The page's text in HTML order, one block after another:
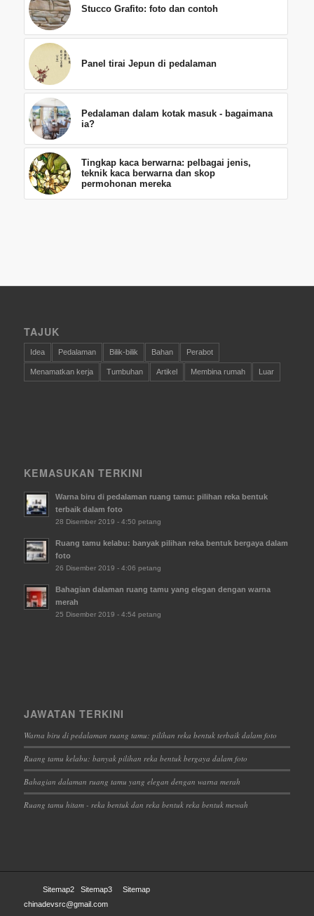
Stucco Grafito: foto dan contoh
Panel tirai Jepun di pedalaman
Pedalaman dalam kotak masuk - bagaimana
ia?
Tingkap kaca berwarna: pelbagai jenis,
teknik kaca berwarna dan skop
permohonan mereka
TAJUK
Idea Pedalaman Bilik-bilik Bahan Perabot
Menamatkan kerja Tumbuhan Artikel Membina rumah Luar
KEMASUKAN TERKINI
Warna biru di pedalaman ruang tamu: pilihan reka bentuk
terbaik dalam foto
28 Disember 2019 - 4:50 petang
Ruang tamu kelabu: banyak pilihan reka bentuk bergaya dalam
foto
26 Disember 2019 - 4:06 petang
Bahagian dalaman ruang tamu yang elegan dengan warna
merah
25 Disember 2019 - 4:54 petang
JAWATAN TERKINI
Warna biru di pedalaman ruang tamu: pilihan reka bentuk terbaik dalam foto
Ruang tamu kelabu: banyak pilihan reka bentuk bergaya dalam foto
Bahagian dalaman ruang tamu yang elegan dengan warna merah
Ruang tamu hitam - reka bentuk dan reka bentuk reka bentuk mewah
Sitemap2 Sitemap3
Sitemap
chinadevsrc@gmail.com